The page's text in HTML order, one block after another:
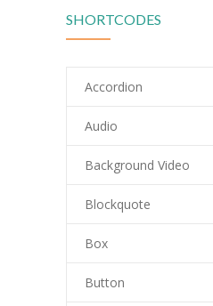
-- Allgemein
SHORTCODES
Accordion
Audio
Background Video
Blockquote
Box
Button